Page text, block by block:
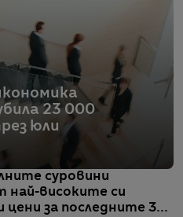
23 000
юли
суровини
най-високите си
цени за последните 3